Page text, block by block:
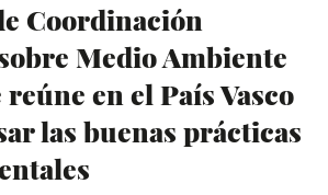
Coordinación
Medio Ambiente
reúne en el País Vasco
las buenas prácticas